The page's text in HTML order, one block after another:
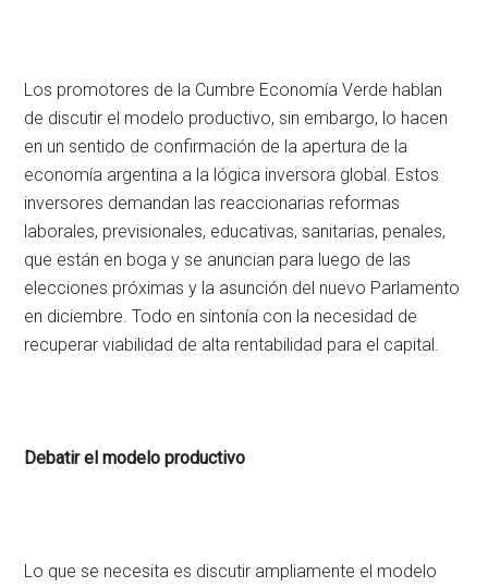
Los promotores de la Cumbre Economía Verde hablan
de discutir el modelo productivo, sin embargo, lo hacen
en un sentido de confirmación de la apertura de la
economía argentina a la lógica inversora global. Estos
inversores demandan las reaccionarias reformas
laborales, previsionales, educativas, sanitarias, penales,
que están en boga y se anuncian para luego de las
elecciones próximas y la asunción del nuevo Parlamento
en diciembre. Todo en sintonía con la necesidad de
recuperar viabilidad de alta rentabilidad para el capital.
Debatir el modelo productivo
Lo que se necesita es discutir ampliamente el modelo